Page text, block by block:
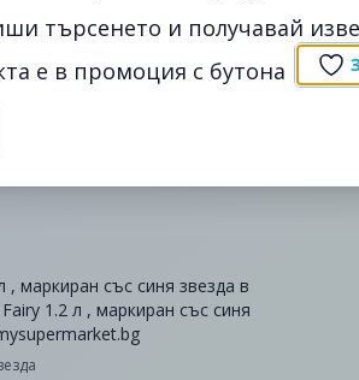
маркиран със синя звезда в
1.2 л , маркиран със синя
търсенето и получавай
е в промоция с бутона